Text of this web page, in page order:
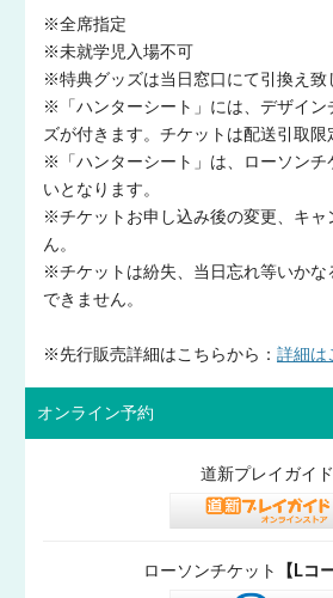
※全席指定
※未就学児入場不可
※特典グッズは当日窓口にて引換え致
※「ハンターシート」には、デザイン
ズが付きます。チケットは配送引取限
※「ハンターシート」は、ローソンチ
いとなります。
※チケットお申し込み後の変更、キャ
ん。
※チケットは紛失、当日忘れ等いかな
できません。
※先行販売詳細はこちらから： 詳細は
オンライン予約
道新プレイガイド
ローソンチケット 【Lコ